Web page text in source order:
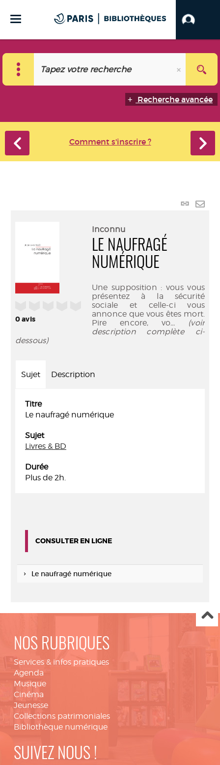
Recherche avancée
Comment s'inscrire ?
Lien
0avis
Inconnu
LE NAUFRAGÉ
NUMÉRIQUE
Une supposition : vous vous
présentez à la sécurité
sociale et celle-ci vous
annonce que vous êtes mort.
Pire encore, vo... (voir
description complète ci-
dessous)
Sujet Description
Titre
Le naufragé numérique
Sujet
Livres & BD
Durée
Plus de 2h.
CONSULTER EN LIGNE
Le naufragé numérique
NOS RUBRIQUES
Services & infos pratiques
Agenda
Musique
Cinéma
Jeunesse
Collections patrimoniales
Bibliothèque numérique
SUIVEZ NOUS !